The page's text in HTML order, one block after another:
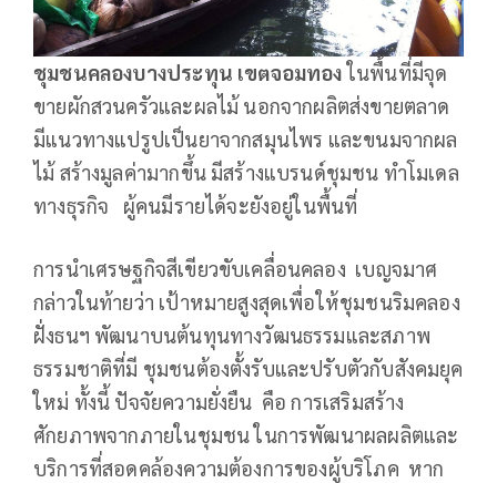
ชุมชนคลองบางประทุน เขตจอมทองในพื้นที่มีจุด
ขายผักสวนครัวและผลไม้ นอกจากผลิตส่งขายตลาด
มีแนวทางแปรูปเป็นยาจากสมุนไพร และขนมจากผล
ไม้ สร้างมูลค่ามากขึ้น มีสร้างแบรนด์ชุมชน ทำโมเดล
ทางธุรกิจ ผู้คนมีรายได้จะยังอยู่ในพื้นที่
การนำเศรษฐกิจสีเขียวขับเคลื่อนคลอง เบญจมาศ
กล่าวในท้ายว่า เป้าหมายสูงสุดเพื่อให้ชุมชนริมคลอง
ฝั่งธนฯ พัฒนาบนต้นทุนทางวัฒนธรรมและสภาพ
ธรรมชาติที่มี ชุมชนต้องตั้งรับและปรับตัวกับสังคมยุค
ใหม่ ทั้งนี้ ปัจจัยความยั่งยืน คือ การเสริมสร้าง
ศักยภาพจากภายในชุมชน ในการพัฒนาผลผลิตและ
บริการที่สอดคล้องความต้องการของผู้บริโภค หาก